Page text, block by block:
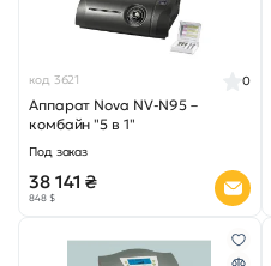
код 3621
Аппарат Nova NV-N95 –
комбайн "5 в 1"
0
Под заказ
38 141 ₴
848 $